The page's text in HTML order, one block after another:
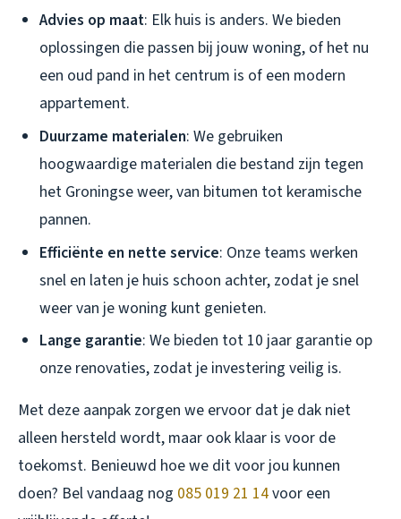
Advies op maat: Elk huis is anders. We bieden
oplossingen die passen bij jouw woning, of het nu
een oud pand in het centrum is of een modern
appartement.
Duurzame materialen: We gebruiken
hoogwaardige materialen die bestand zijn tegen
het Groningse weer, van bitumen tot keramische
pannen.
Efficiënte en nette service: Onze teams werken
snel en laten je huis schoon achter, zodat je snel
weer van je woning kunt genieten.
Lange garantie: We bieden tot 10 jaar garantie op
onze renovaties, zodat je investering veilig is.
Met deze aanpak zorgen we ervoor dat je dak niet
alleen hersteld wordt, maar ook klaar is voor de
toekomst. Benieuwd hoe we dit voor jou kunnen
doen? Bel vandaag nog 085 019 21 14voor een